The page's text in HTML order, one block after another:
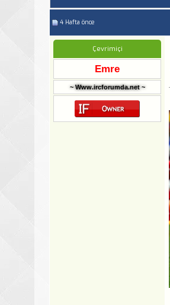
4 Hafta önce
Çevrimiçi
Emre
~ Www.ircforumda.net ~